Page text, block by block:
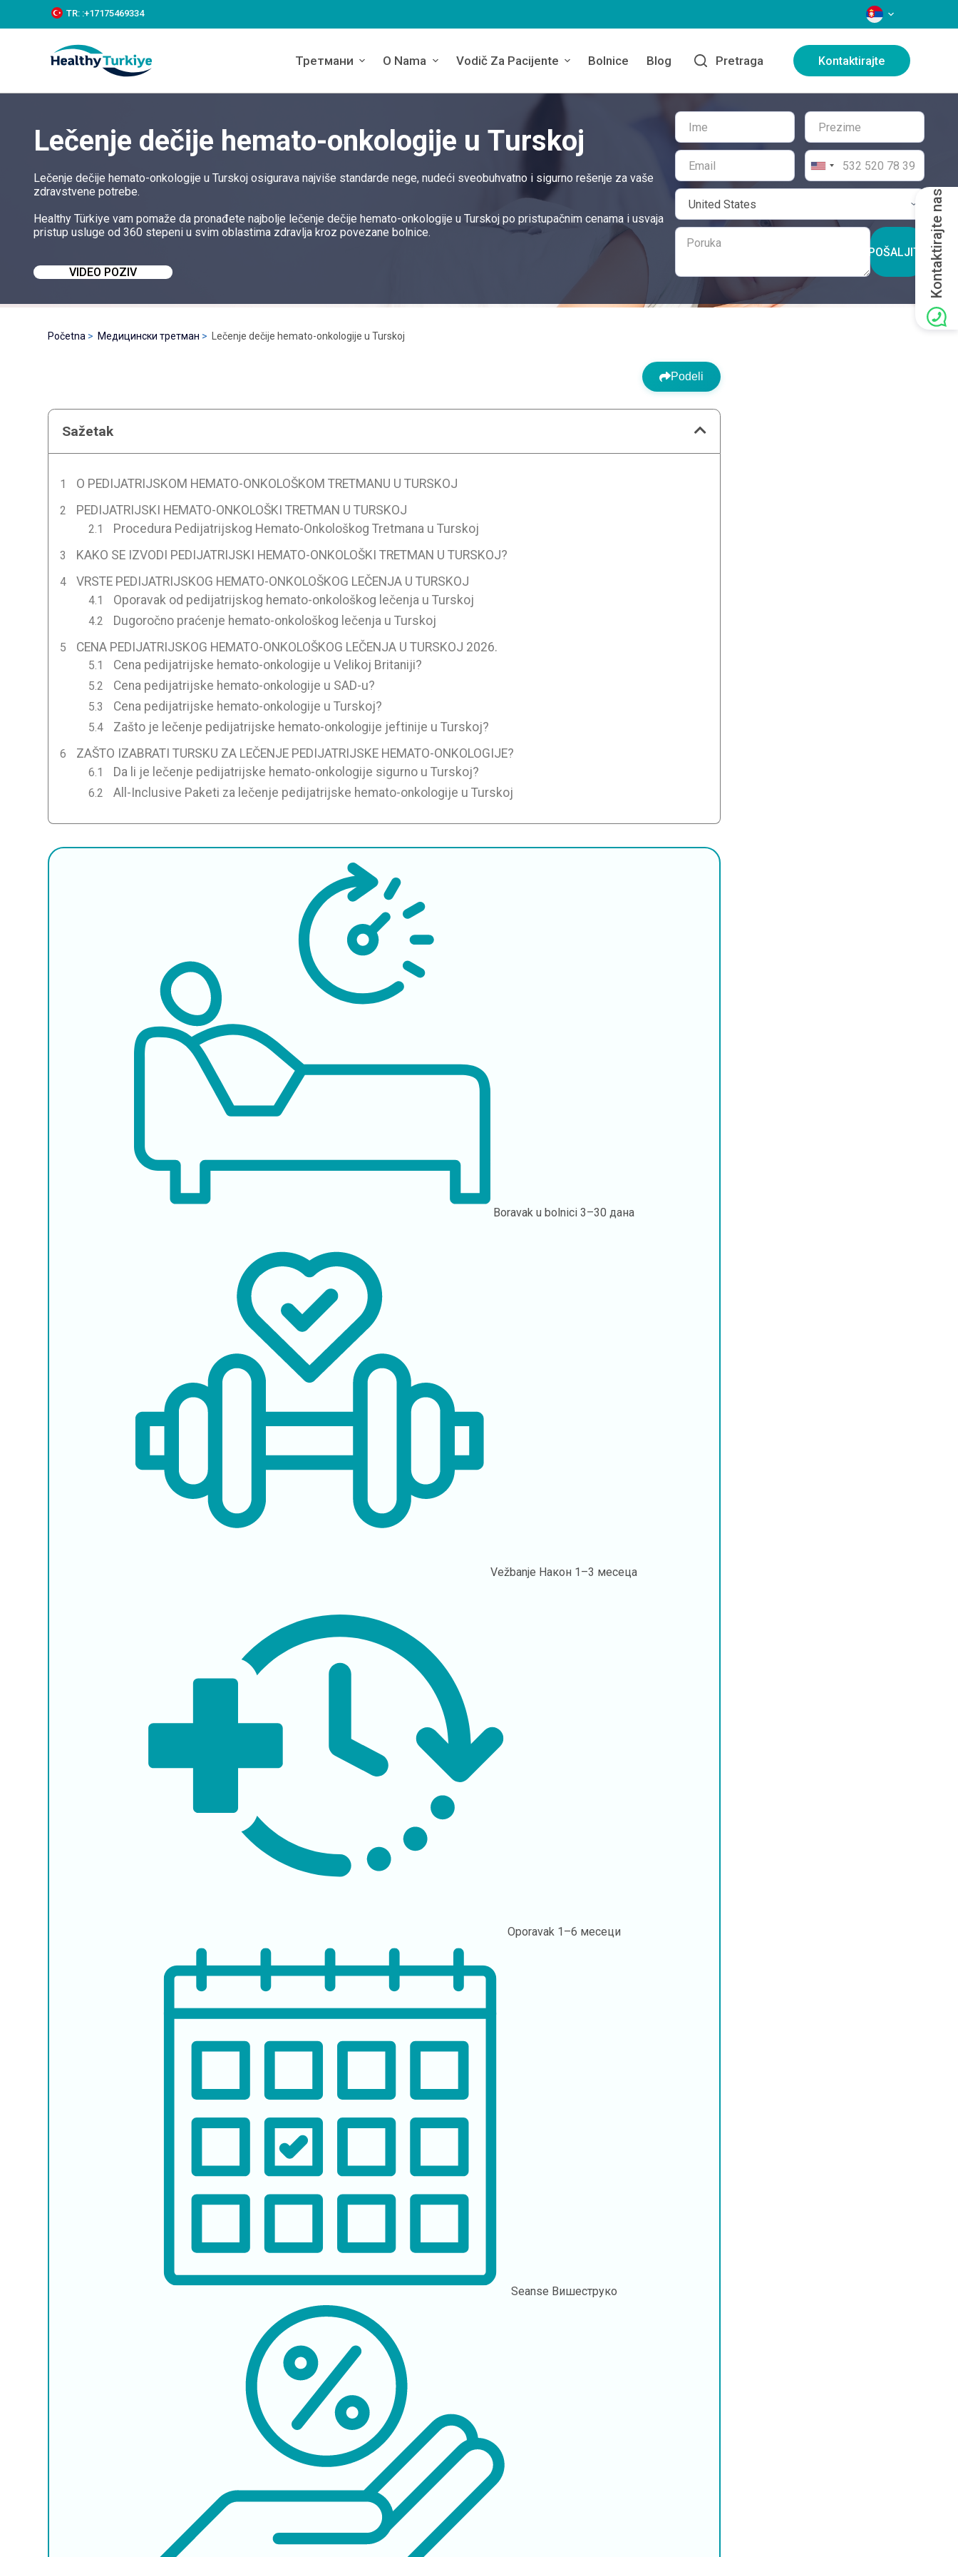
k
c
TR: :+‪17175469334‬ JEZICI
Третмани O Nama Vodič Za Pacijente Bolnice Blog Pretraga Kontaktirajte
Lečenje dečije hemato-onkologije u Turskoj
Lečenje dečije hemato-onkologije u Turskoj osigurava najviše standarde nege, nudeći sveobuhvatno i sigurno rešenje za vaše
zdravstvene potrebe.
Healthy Türkiye vam pomaže da pronađete najbolje lečenje dečije hemato-onkologije u Turskoj po pristupačnim cenama i usvaja
pristup usluge od 360 stepeni u svim oblastima zdravlja kroz povezane bolnice.
VIDEO POZIV
POŠALJITE
Početna Медицински третман Lečenje dečije hemato-onkologije u Turskoj
Podeli
Sažetak
O PEDIJATRIJSKOM HEMATO-ONKOLOŠKOM TRETMANU U TURSKOJ
PEDIJATRIJSKI HEMATO-ONKOLOŠKI TRETMAN U TURSKOJ
Procedura Pedijatrijskog Hemato-Onkološkog Tretmana u Turskoj
KAKO SE IZVODI PEDIJATRIJSKI HEMATO-ONKOLOŠKI TRETMAN U TURSKOJ?
VRSTE PEDIJATRIJSKOG HEMATO-ONKOLOŠKOG LEČENJA U TURSKOJ
Oporavak od pedijatrijskog hemato-onkološkog lečenja u Turskoj
Dugoročno praćenje hemato-onkološkog lečenja u Turskoj
CENA PEDIJATRIJSKOG HEMATO-ONKOLOŠKOG LEČENJA U TURSKOJ 2026.
Cena pedijatrijske hemato-onkologije u Velikoj Britaniji?
Cena pedijatrijske hemato-onkologije u SAD-u?
Cena pedijatrijske hemato-onkologije u Turskoj?
Zašto je lečenje pedijatrijske hemato-onkologije jeftinije u Turskoj?
ZAŠTO IZABRATI TURSKU ZA LEČENJE PEDIJATRIJSKE HEMATO-ONKOLOGIJE?
Da li je lečenje pedijatrijske hemato-onkologije sigurno u Turskoj?
All-Inclusive Paketi za lečenje pedijatrijske hemato-onkologije u Turskoj
Boravak u bolnici3–30 дана
Vežbanje Након 1–3 месеца
Oporavak 1–6 месеци
Seanse Вишеструко
Kontaktirajte nas